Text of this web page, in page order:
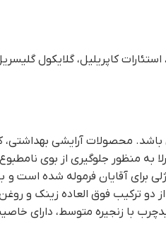
استیل الکل کاپریلیک، بهنیل الکل، کاپریک گلیسیرید،
محصولات آرایشی بهداشتی،
به منظور جلوگیری از بوی
برای آقایان فرموله شده
دو ترکیب فوق العاده زینک و
با زنجیره متوسط، دارای